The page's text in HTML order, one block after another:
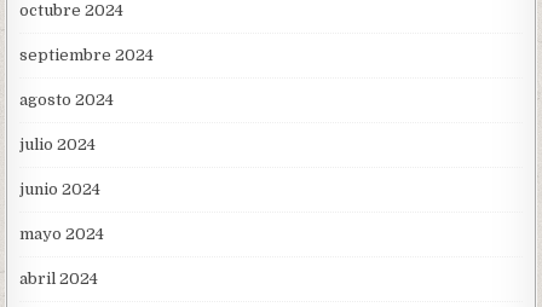
octubre 2024
septiembre 2024
agosto 2024
julio 2024
junio 2024
mayo 2024
abril 2024